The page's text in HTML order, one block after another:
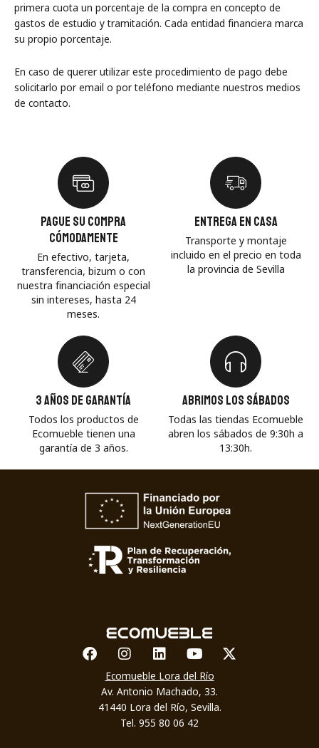
primera cuota un porcentaje de la compra en concepto de
gastos de estudio y tramitación. Cada entidad financiera marca
su propio porcentaje.
En caso de querer utilizar este procedimiento de pago debe
solicitarlo por email o por teléfono mediante nuestros medios
de contacto.
Pague su compra
cómodamente
En efectivo, tarjeta,
transferencia, bizum o con
nuestra financiación especial
sin intereses, hasta 24
meses.
Entrega en casa
Transporte y montaje
incluido en el precio en toda
la provincia de Sevilla
3 años de garantía
Todos los productos de
Ecomueble tienen una
garantía de 3 años.
Abrimos los sábados
Todas las tiendas Ecomueble
abren los sábados de 9:30h a
13:30h.
FacebookInstagram
LinkedinYoutubeX-twitter
Ecomueble Lora del Río
Av. Antonio Machado, 33.
41440 Lora del Río, Sevilla.
Tel. 955 80 06 42